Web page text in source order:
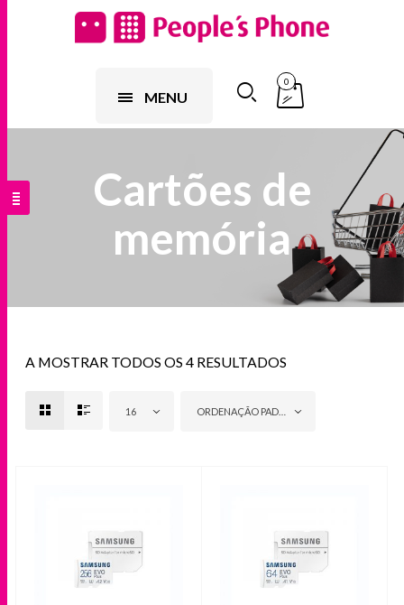
MENU
0
Cartões de
memória
A MOSTRAR TODOS OS 4 RESULTADOS
16 ORDENAÇÃO PADRÃO